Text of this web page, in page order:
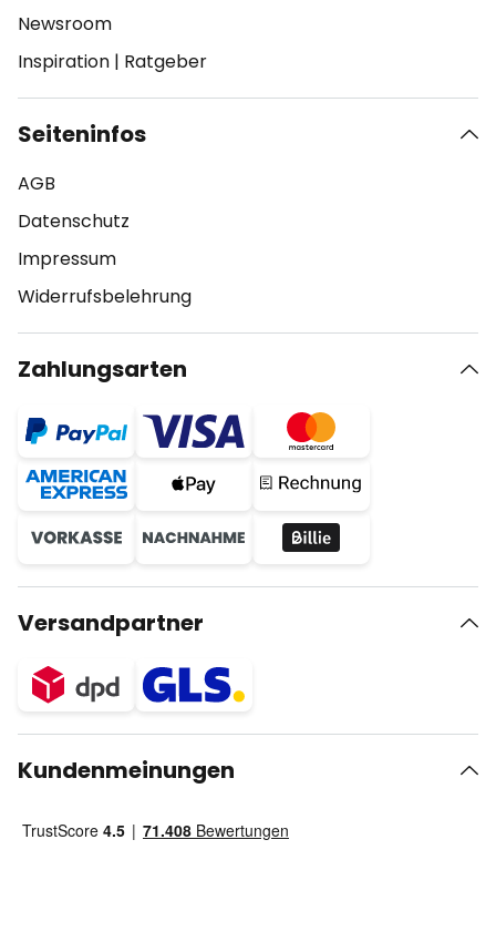
Newsroom
Inspiration | Ratgeber
Seiteninfos
AGB
Datenschutz
Impressum
Widerrufsbelehrung
Zahlungsarten
Versandpartner
Kundenmeinungen